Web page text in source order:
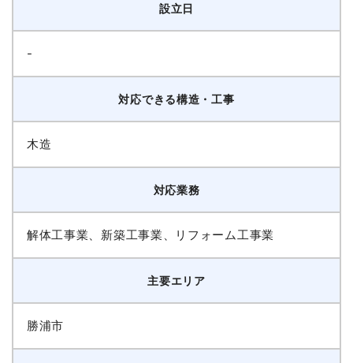
設立日
-
対応できる構造・工事
木造
対応業務
解体工事業、新築工事業、リフォーム工事業
主要エリア
勝浦市